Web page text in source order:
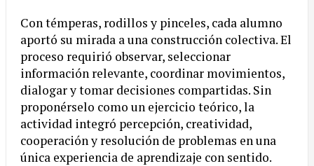
Con témperas, rodillos y pinceles, cada alumno
aportó su mirada a una construcción colectiva. El
proceso requirió observar, seleccionar
información relevante, coordinar movimientos,
dialogar y tomar decisiones compartidas. Sin
proponérselo como un ejercicio teórico, la
actividad integró percepción, creatividad,
cooperación y resolución de problemas en una
única experiencia de aprendizaje con sentido.